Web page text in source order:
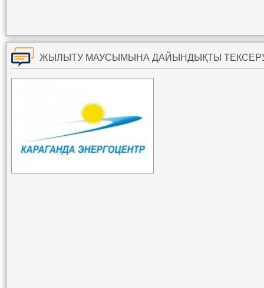
ЖЫЛЫТУ МАУСЫМЫНА ДАЙЫНДЫҚТЫ